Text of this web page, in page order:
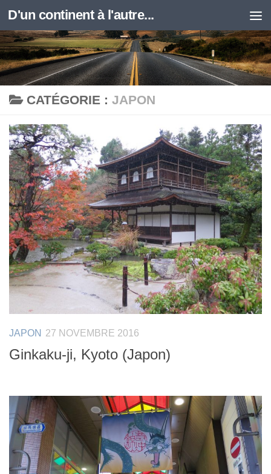
Skip to content
D'un continent à l'autre...
CATÉGORIE : JAPON
JAPON 27 NOVEMBRE 2016
Ginkaku-ji, Kyoto (Japon)